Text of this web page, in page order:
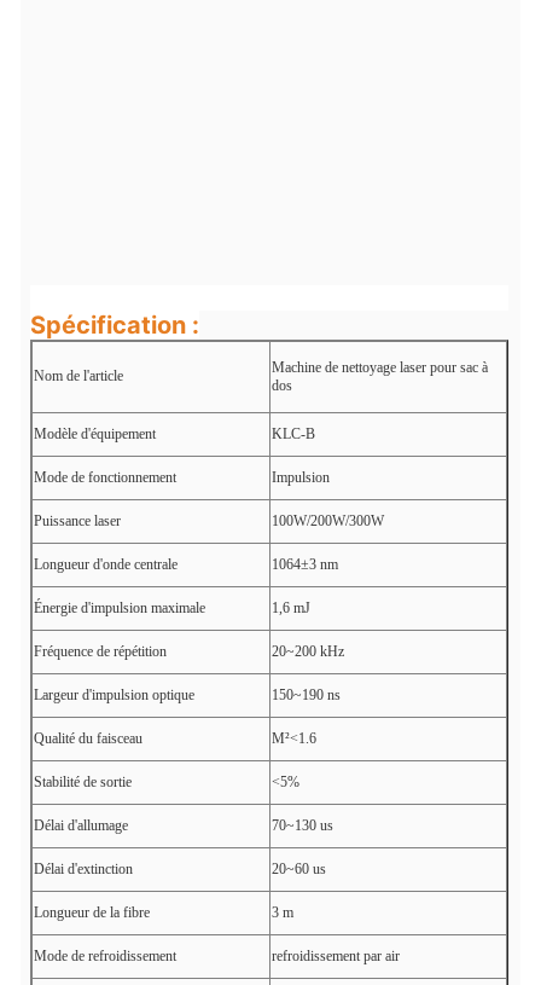
Spécification :
Nom de l'article
Machine de nettoyage laser pour sac à
dos
Modèle d'équipement KLC-B
Mode de fonctionnement Impulsion
Puissance laser 100W/200W/300W
Longueur d'onde centrale 1064±3 nm
Énergie d'impulsion maximale 1,6 mJ
Fréquence de répétition 20~200 kHz
Largeur d'impulsion optique 150~190 ns
Qualité du faisceau M²<1.6
Stabilité de sortie <5%
Délai d'allumage 70~130 us
Délai d'extinction 20~60 us
Longueur de la fibre 3 m
Mode de refroidissement refroidissement par air